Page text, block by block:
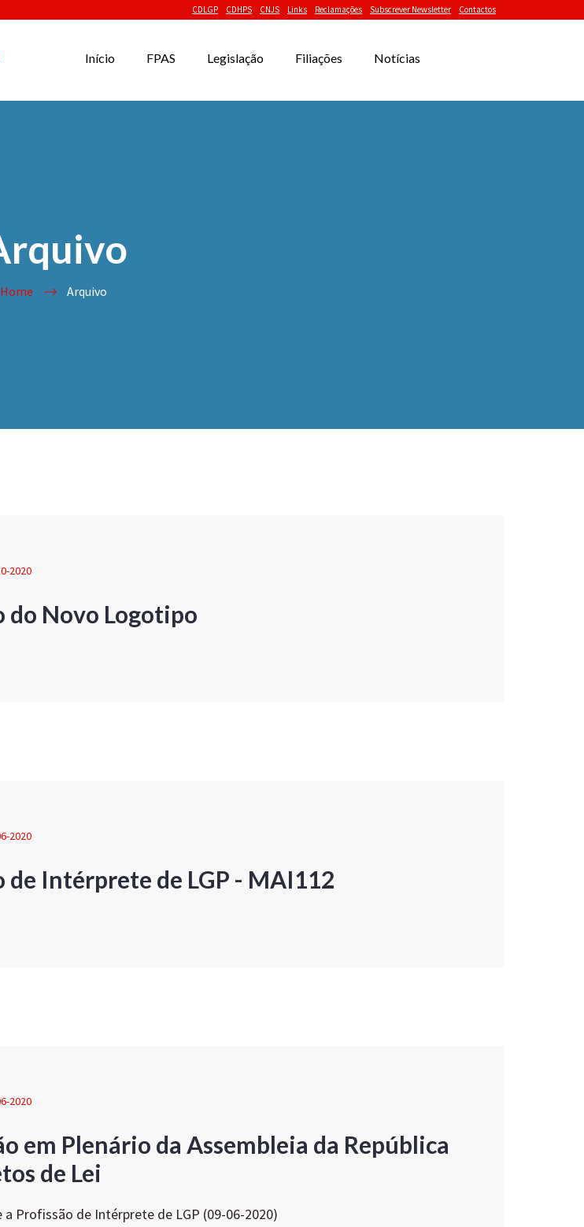
CDLGP CDHPS CNJS Links Reclamações Subscrever Newsletter Contactos
Início FPAS Legislação Filiações Notícias
Home Arquivo
2020
do Novo Logotipo
2020
de Intérprete de LGP - MAI112
2020
em Plenário da Assembleia da República
de Lei
a Profissão de Intérprete de LGP (09-06-2020)